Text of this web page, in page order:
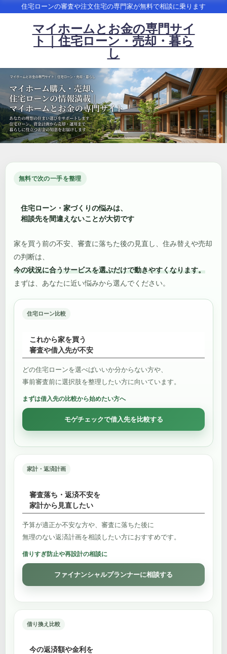
住宅ローンの審査や注文住宅の専門家が無料で相談に乗ります
マイホームとお金の専門サイ
ト｜住宅ローン・売却・暮ら
し
無料で次の一手を整理
住宅ローン・家づくりの悩みは、
相談先を間違えないことが大切です
家を買う前の不安、審査に落ちた後の見直し、住み替えや売却
の判断は、
今の状況に合うサービスを選ぶだけで動きやすくなります。
まずは、あなたに近い悩みから選んでください。
住宅ローン比較
これから家を買う
審査や借入先が不安
どの住宅ローンを選べばいいか分からない方や、
事前審査前に選択肢を整理したい方に向いています。
まずは借入先の比較から始めたい方へ
モゲチェックで借入先を比較する
家計・返済計画
審査落ち・返済不安を
家計から見直したい
予算が適正か不安な方や、審査に落ちた後に
無理のない返済計画を相談したい方におすすめです。
借りすぎ防止や再設計の相談に
ファイナンシャルプランナーに相談する
借り換え比較
今の返済額や金利を